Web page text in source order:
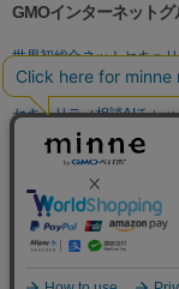
GMOインターネット
世界初総合ネットセキュ
パスワード漏洩診断
セキュリティ相談AIチャ
実在証明・盗聴対策
サイバー攻撃対策（GMO
セキュリティ事業の軌跡